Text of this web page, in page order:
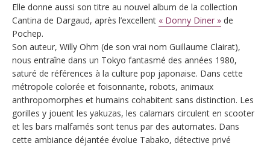
Elle donne aussi son titre au nouvel album de la collection
Cantina de Dargaud, après l’excellent « Donny Diner » de
Pochep.
Son auteur, Willy Ohm (de son vrai nom Guillaume Clairat),
nous entraîne dans un Tokyo fantasmé des années 1980,
saturé de références à la culture pop japonaise. Dans cette
métropole colorée et foisonnante, robots, animaux
anthropomorphes et humains cohabitent sans distinction. Les
gorilles y jouent les yakuzas, les calamars circulent en scooter
et les bars malfamés sont tenus par des automates. Dans
cette ambiance déjantée évolue Tabako, détective privé